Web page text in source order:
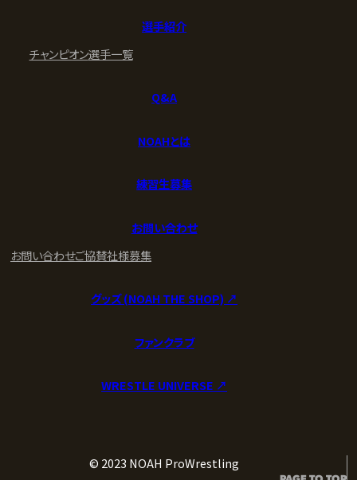
選手紹介
チャンピオン選手一覧
Q&A
NOAHとは
練習生募集
お問い合わせ
お問い合わせご協賛社様募集
グッズ (NOAH THE SHOP) ↗︎
ファンクラブ
WRESTLE UNIVERSE ↗︎
© 2023 NOAH ProWrestling